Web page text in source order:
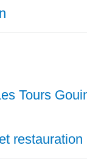
Tours
restauration